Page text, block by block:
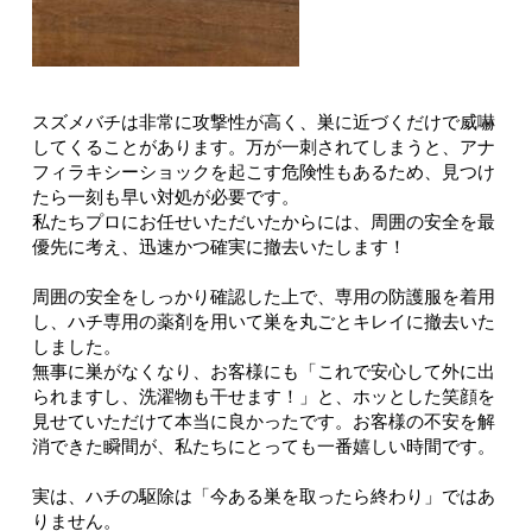
スズメバチは非常に攻撃性が高く、巣に近づくだけで威嚇
してくることがあります。万が一刺されてしまうと、アナ
フィラキシーショックを起こす危険性もあるため、見つけ
たら一刻も早い対処が必要です。
私たちプロにお任せいただいたからには、周囲の安全を最
優先に考え、迅速かつ確実に撤去いたします！
周囲の安全をしっかり確認した上で、専用の防護服を着用
し、ハチ専用の薬剤を用いて巣を丸ごとキレイに撤去いた
しました。
無事に巣がなくなり、お客様にも「これで安心して外に出
られますし、洗濯物も干せます！」と、ホッとした笑顔を
見せていただけて本当に良かったです。お客様の不安を解
消できた瞬間が、私たちにとっても一番嬉しい時間です。
実は、ハチの駆除は「今ある巣を取ったら終わり」ではあ
りません。